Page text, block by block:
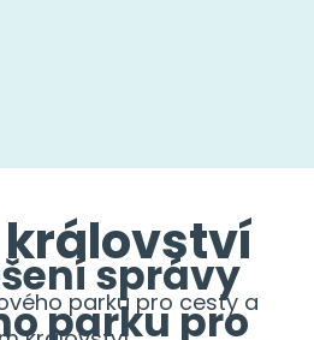
království
parku pro cesty a
správy
parku pro